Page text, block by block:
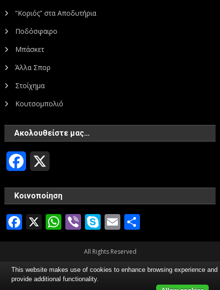
“Κοριός” στα Αποδυτήρια
Ποδόσφαιρο
Μπάσκετ
Άλλα Σπορ
Στοίχημα
Κουτσομπολιό
Ακολουθείστε μας…
Facebook
Κοινοποίηση
Facebook
X WhatsApp
ViberSkype
Email
All Rights Reserved
This website makes use of cookies to enhance browsing experience and
provide additional functionality.